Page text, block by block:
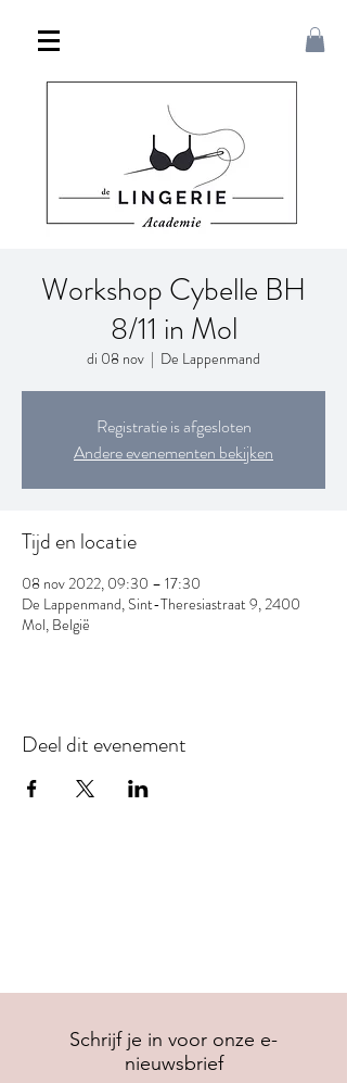
Workshop Cybelle BH
8/11 in Mol
di 08 nov
  |
De Lappenmand
Registratie is afgesloten
Andere evenementen bekijken
Tijd en locatie
08 nov 2022, 09:30 – 17:30
De Lappenmand, Sint-Theresiastraat 9, 2400
Mol, België
Deel dit evenement
Schrijf je in voor onze e-
nieuwsbrief